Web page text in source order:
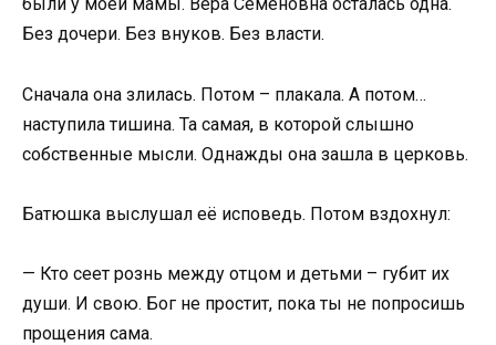
были у моей мамы. Вера Семёновна осталась одна.
Без дочери. Без внуков. Без власти.
Сначала она злилась. Потом – плакала. А потом…
наступила тишина. Та самая, в которой слышно
собственные мысли. Однажды она зашла в церковь.
Батюшка выслушал её исповедь. Потом вздохнул:
— Кто сеет рознь между отцом и детьми – губит их
души. И свою. Бог не простит, пока ты не попросишь
прощения сама.